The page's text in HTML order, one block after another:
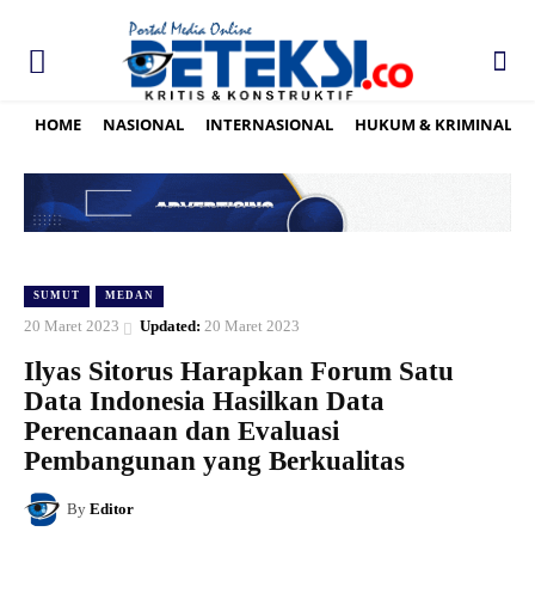
HOME NASIONAL INTERNASIONAL HUKUM & KRIMINAL
SUMUT MEDAN
20 Maret 2023 Updated: 20 Maret 2023
Ilyas Sitorus Harapkan Forum Satu
Data Indonesia Hasilkan Data
Perencanaan dan Evaluasi
Pembangunan yang Berkualitas
By Editor